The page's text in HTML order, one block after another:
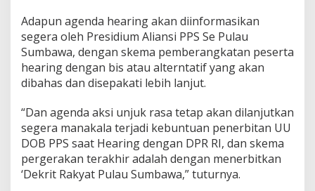
Adapun agenda hearing akan diinformasikan
segera oleh Presidium Aliansi PPS Se Pulau
Sumbawa, dengan skema pemberangkatan peserta
hearing dengan bis atau alterntatif yang akan
dibahas dan disepakati lebih lanjut.
“Dan agenda aksi unjuk rasa tetap akan dilanjutkan
segera manakala terjadi kebuntuan penerbitan UU
DOB PPS saat Hearing dengan DPR RI, dan skema
pergerakan terakhir adalah dengan menerbitkan
‘Dekrit Rakyat Pulau Sumbawa,” tuturnya.